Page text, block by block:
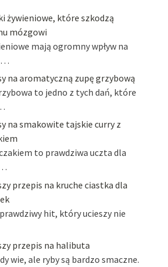
żywieniowe, które szkodzą
mózgowi
mają ogromny wpływ na
…
na aromatyczną zupę grzybową
to jedno z tych dań, które
na smakowite tajskie curry z
to prawdziwa uczta dla
przepis na kruche ciastka dla
hit, który ucieszy nie
przepis na halibuta
wie, ale ryby są bardzo smaczne.